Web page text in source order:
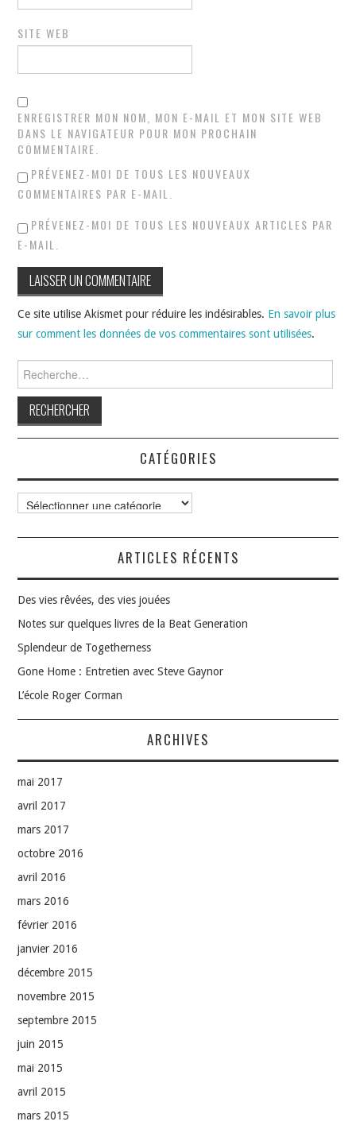
SITE WEB
ENREGISTRER MON NOM, MON E-MAIL ET MON SITE WEB
DANS LE NAVIGATEUR POUR MON PROCHAIN
COMMENTAIRE.
PRÉVENEZ-MOI DE TOUS LES NOUVEAUX
COMMENTAIRES PAR E-MAIL.
PRÉVENEZ-MOI DE TOUS LES NOUVEAUX ARTICLES PAR
E-MAIL.
Ce site utilise Akismet pour réduire les indésirables. En savoir plus
sur comment les données de vos commentaires sont utilisées.
Rechercher :
CATÉGORIES
Catégories
ARTICLES RÉCENTS
Des vies rêvées, des vies jouées
Notes sur quelques livres de la Beat Generation
Splendeur de Togetherness
Gone Home : Entretien avec Steve Gaynor
L’école Roger Corman
ARCHIVES
mai 2017
avril 2017
mars 2017
octobre 2016
avril 2016
mars 2016
février 2016
janvier 2016
décembre 2015
novembre 2015
septembre 2015
juin 2015
mai 2015
avril 2015
mars 2015